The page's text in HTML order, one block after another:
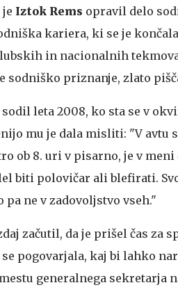
je Iztok Rems opravil delo
kariera, ki se je
in nacionalnih
sodniško priznanje, zlato
leta 2008, ko sta se v
mu je dala misliti: "V avtu
ob 8. uri v pisarno, je v
biti polovičar ali blefirati.
ne v zadovoljstvo vseh."
začutil, da je prišel čas za
se pogovarjala, kaj bi lahko
generalnega sekretarja